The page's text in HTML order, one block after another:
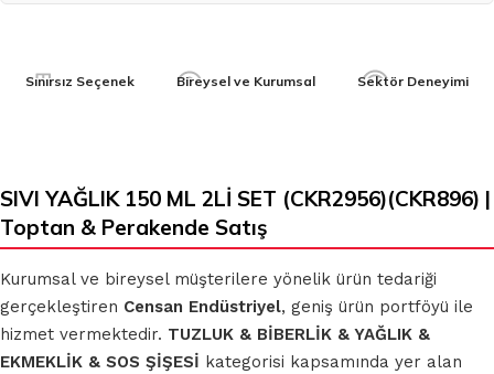
Sınırsız Seçenek Bireysel ve Kurumsal Sektör Deneyimi
SIVI YAĞLIK 150 ML 2Lİ SET (CKR2956)(CKR896) |
Toptan & Perakende Satış
Kurumsal ve bireysel müşterilere yönelik ürün tedariği
gerçekleştiren Censan Endüstriyel, geniş ürün portföyü ile
hizmet vermektedir. TUZLUK & BİBERLİK & YAĞLIK &
EKMEKLİK & SOS ŞİŞESİ kategorisi kapsamında yer alan